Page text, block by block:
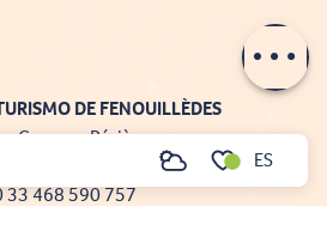
Voir les favoris
Buscar ES
DE FENOUILLÈDES
Georges Pézières
PAUL-DE-FENOUILLET
33 468 590 757